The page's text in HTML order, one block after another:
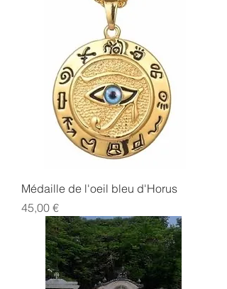
Médaille de l'oeil bleu d'Horus
Prix
45,00 €